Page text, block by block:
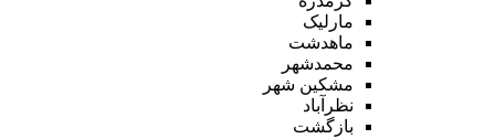
مارلیک
ماهدشت
محمدشهر
مشکین شهر
نظرآباد
بازگشت